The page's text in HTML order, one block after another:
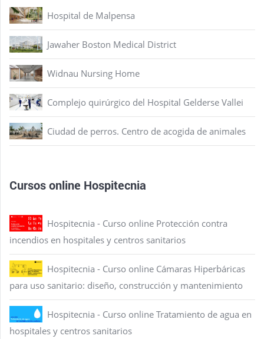
Hospital de Malpensa
Jawaher Boston Medical District
Widnau Nursing Home
Complejo quirúrgico del Hospital Gelderse Vallei
Ciudad de perros. Centro de acogida de animales
Cursos online Hospitecnia
Hospitecnia - Curso online Protección contra
incendios en hospitales y centros sanitarios
Hospitecnia - Curso online Cámaras Hiperbáricas
para uso sanitario: diseño, construcción y mantenimiento
Hospitecnia - Curso online Tratamiento de agua en
hospitales y centros sanitarios